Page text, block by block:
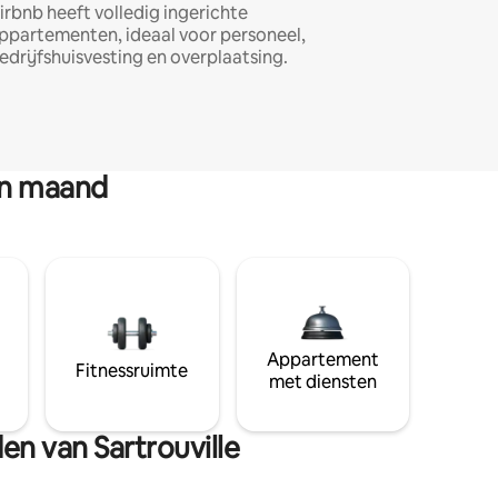
heeft volledig ingerichte
ideaal voor personeel,
en overplaatsing.
maand
Fitnessruimte
Appartement
met diensten
van Sartrouville